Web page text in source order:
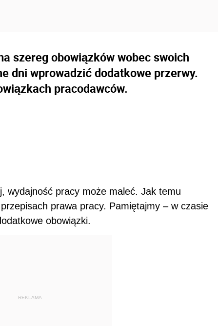
szereg obowiązków wobec swoich
dni wprowadzić dodatkowe przerwy.
pracodawców.
wydajność pracy może maleć. Jak temu
prawa pracy. Pamiętajmy – w czasie
obowiązki.
REKLAMA